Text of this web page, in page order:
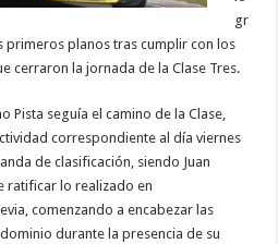
gr
primeros planos tras cumplir con los
cerraron la jornada de la Clase Tres.
Pista seguía el camino de la Clase,
correspondiente al día viernes
de clasificación, siendo Juan
ratificar lo realizado en
comenzando a encabezar las
durante la presencia de su